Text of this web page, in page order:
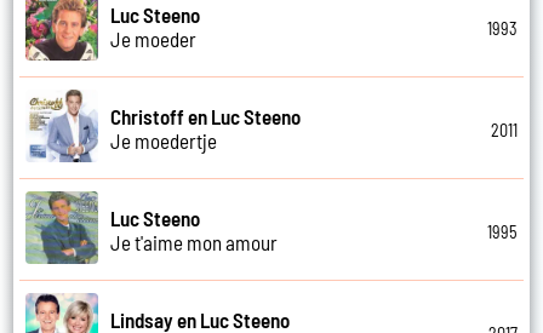
Luc Steeno
Je moeder
1993
Christoff en Luc Steeno
Je moedertje
2011
Luc Steeno
Je t'aime mon amour
1995
Lindsay en Luc Steeno